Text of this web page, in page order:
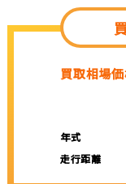
買取相場
年式
走行距離